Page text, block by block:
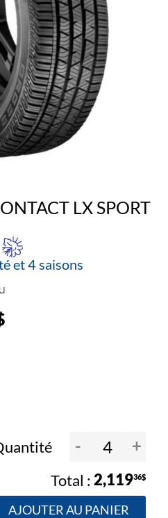
LX SPORT
et 4 saisons
- +
2,11936$
AJOUTER AU PANIER